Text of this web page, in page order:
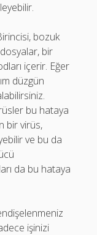
bozuk
bir
içerir. Eğer
düzgün
bu hataya
bir virüs,
ve bu da
da bu hataya
işinizi